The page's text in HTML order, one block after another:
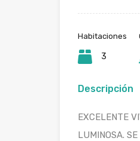
Habitaciones
3
Descripción
EXCELENTE
LUMINOSA.